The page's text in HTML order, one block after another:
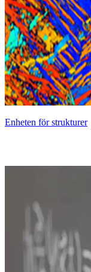
Enheten för strukturer